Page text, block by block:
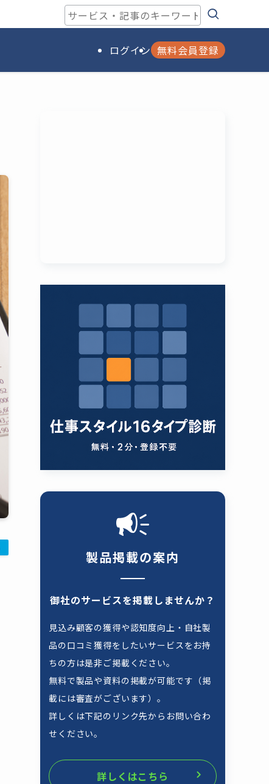
ログイン 無料会員登録
製品掲載の案内
御社のサービスを掲載しませんか？
見込み顧客の獲得や認知度向上・自社製
品の口コミ獲得をしたいサービスをお持
ちの方は是非ご掲載ください。
無料で製品や資料の掲載が可能です（掲
載には審査がございます）。
詳しくは下記のリンク先からお問い合わ
せください。
詳しくはこちら